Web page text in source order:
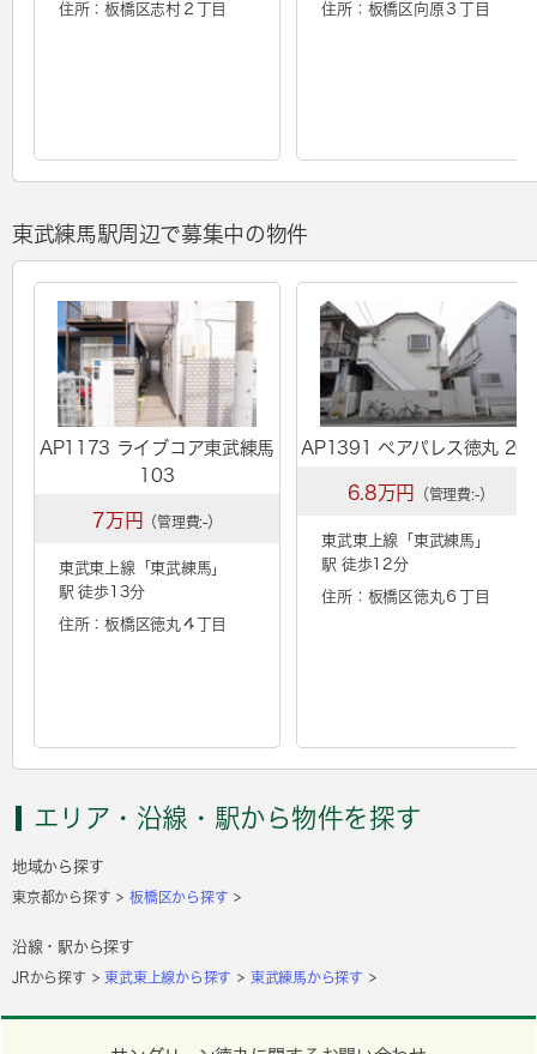
住所：板橋区志村２丁目 住所：板橋区向原３丁目
東武練馬駅周辺で募集中の物件
AP1173 ライブコア東武練馬
103
7万円 （管理費:-）
東武東上線「東武練馬 」
駅 徒歩13分
住所：板橋区徳丸４丁目
AP1391 ペアパレス徳丸
6.8万円 （管理費:-）
東武東上線「 東武練馬 」
駅 徒歩12分
住所：板橋区徳丸６丁目
エリア・沿線・駅から物件を探す
地域から探す
東京都から探す 板橋区から探す
沿線・駅から探す
JRから探す 東武東上線から探す 東武練馬から探す